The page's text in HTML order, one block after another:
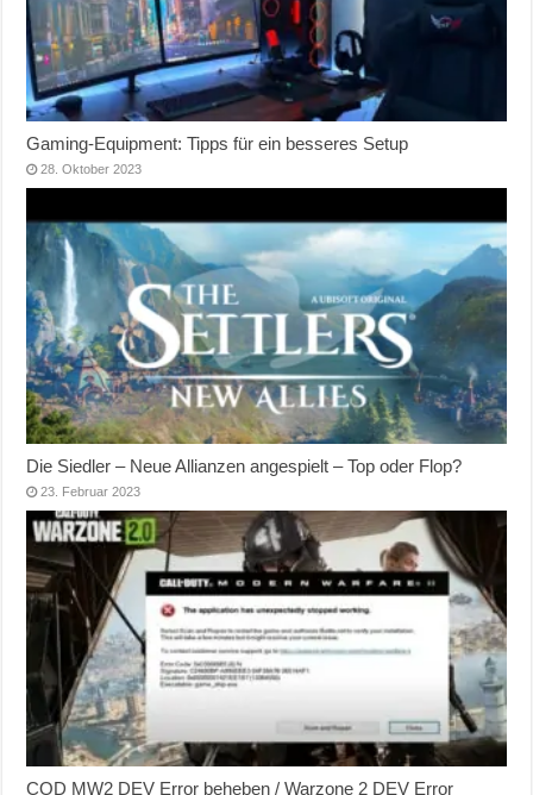
Gaming-Equipment: Tipps für ein besseres Setup
28. Oktober 2023
Die Siedler – Neue Allianzen angespielt – Top oder Flop?
23. Februar 2023
COD MW2 DEV Error beheben / Warzone 2 DEV Error